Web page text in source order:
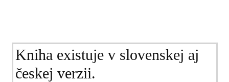
Kniha existuje v slovenskej aj
českej verzii.